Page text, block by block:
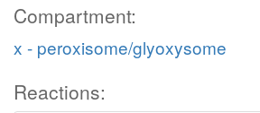
Compartment:
x - peroxisome/glyoxysome
Reactions: